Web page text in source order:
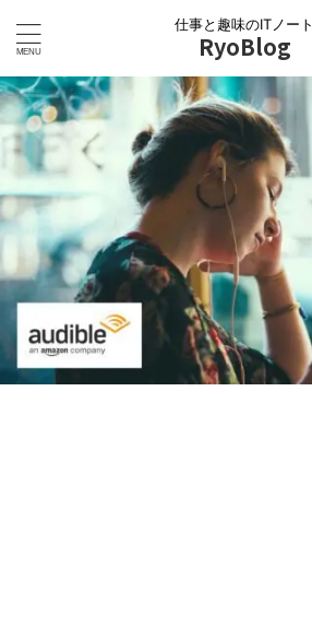
仕事と趣味のITノート
RyoBlog